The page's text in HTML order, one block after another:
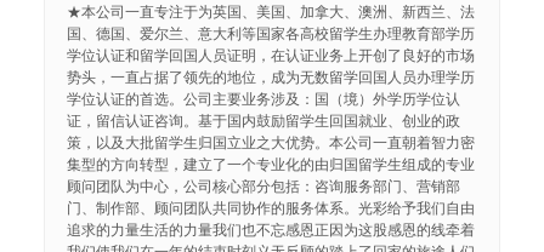
★本公司一直专注于为英国、美国、加拿大、澳洲、新西兰、法
国、德国、爱尔兰、意大利等国家各高校留学生办理教育部学历
学位认证和留学回国人员证明，在认证业务上开创了良好的市场
势头，一直占据了领先的地位，成为无数留学回国人员办理学历
学位认证的首选。公司主要业务涉及：国（境）外学历学位认
证，留信认证咨询。基于国内鼓励留学生回国就业、创业的政
策，以及大批留学生归国立业之大优势。本公司一直朝着智力密
集型的方向转型，建立了一个专业化的由归国留学生组成的专业
顾问团队为中心，公司核心部分包括：咨询服务部门、营销部
门、制作部、顾问团队共同协作的服务体系。光彩给予我们自由
追求的力量生活的力量我们也不忘感恩正因为这股感恩的线牵着